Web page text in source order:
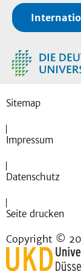
Sitemap
Impressum
Datenschutz
Seite drucken
Copyright ©